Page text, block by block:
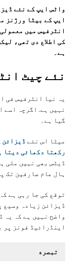
ایپ کے بیٹا ورژنز
انٹرفیس میں
کی اطلاع دی تھی،
ہے۔
نئے چیٹ
یہ نیا انٹرفیس فی
نہیں ہے. اگرچہ اسے
گیا ہے۔
میٹا اس نئے ڈیزائن
رکھتا دکھائی دیتا
ڈیٹس بھی نہیں ملی
ہال عام صارفین تک
توقع کی جا رہی ہے
ڈیزائن زیادہ وسیع
اینڈرائیڈ فونز پر
تبصره